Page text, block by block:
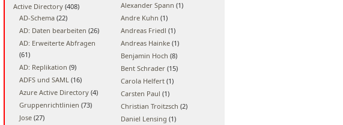
Active Directory (408)
AD-Schema (22)
AD: Daten bearbeiten (26)
AD: Erweiterte Abfragen
(61)
AD: Replikation (9)
ADFS und SAML (16)
Azure Active Directory (4)
Gruppenrichtlinien (73)
Jose (27)
Alexander Spann (1)
Andre Kuhn (1)
Andreas Friedl (1)
Andreas Hainke (1)
Benjamin Hoch (8)
Bent Schrader (15)
Carola Helfert (1)
Carsten Paul (1)
Christian Troitzsch (2)
Daniel Lensing (1)